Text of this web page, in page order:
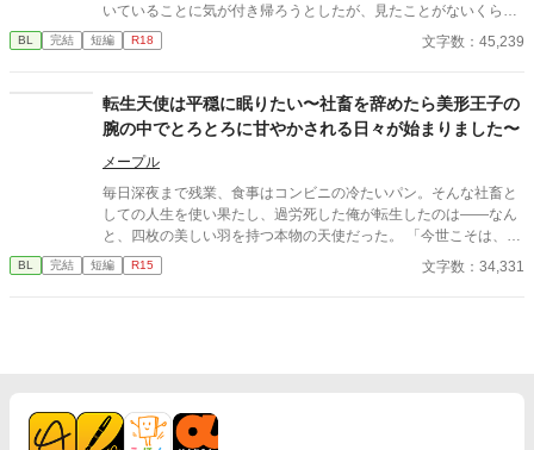
いていることに気が付き帰ろうとしたが、見たことがないくらい
美しい男に声を掛けられる。 夏の夜のプールで甘くかき口説かれ
た海斗は、これが美しい男の一夜の気まぐれだとわかっていても
れるように部屋に連れ込まれた海斗。 翌朝逃げるようにホテルの
部屋を出た海斗はようやく男の驚くべき正体に気が付き、目を瞠
った……
BL 完結 短編 R18 文字数：45,239
転生天使は平穏に眠りたい〜社畜を辞めたら美形王子の
腕の中でとろとろに甘やかされる日々が始まりました〜
メープル
毎日深夜まで残業、食事はコンビニの冷たいパン。そんな社畜と
しての人生を使い果たし、過労死した俺が転生したのは――なん
と、四枚の美しい羽を持つ本物の天使だった。 ​「今世こそは、働
かずに一生寝て過ごしたい！」 ​平穏な隠居生活を夢見るシオン
は、正体を隠して王国の第一王子・アリスターの元に居候するこ
BL 完結 短編 R15 文字数：34,331